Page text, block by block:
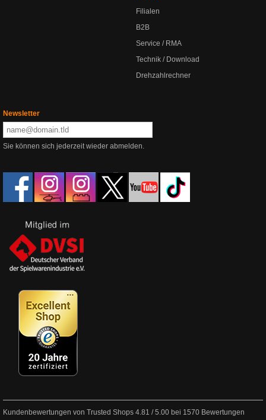
Filialen
B2B
Service / RMA
Technik / Download
Drehzahlrechner
Newsletter
Sie können sich jederzeit wieder abmelden.
Kundenbewertungen von Trusted Shops 4.81 /5.00 bei 1570 Bewertungen